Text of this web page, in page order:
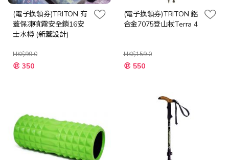
(電子換領券)TRITON 有
蓋保凍噴霧安全鎖16安
士水樽 (新蓋設計)
HK$99.0
350
(電子換領券)TRITON 鋁
合金7075登山杖Terra 4
HK$159.0
550